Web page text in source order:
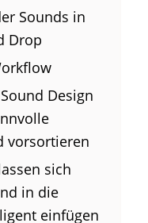
Sounds in
Drop
Design
vorsortieren
sich
in die
einfügen